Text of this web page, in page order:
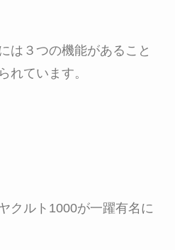
は３つの機能があること
れています。
クルト1000が一躍有名に